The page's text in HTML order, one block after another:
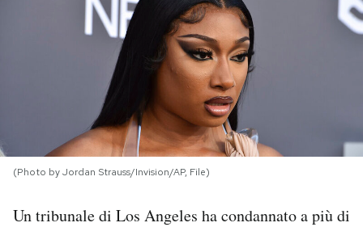
NEWSLETTER
I MIEI PREFERITI
(Photo by Jordan Strauss/Invision/AP, File)
Un tribunale di Los Angeles ha condannato a più di